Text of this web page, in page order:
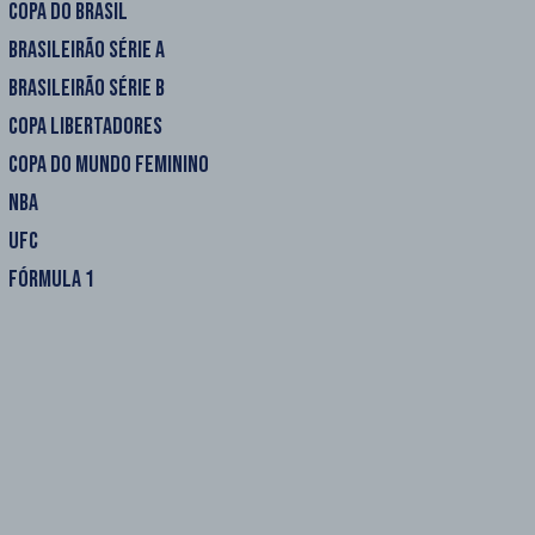
COPA DO BRASIL
BRASILEIRÃO SÉRIE A
BRASILEIRÃO SÉRIE B
COPA LIBERTADORES
COPA DO MUNDO FEMININO
NBA
UFC
FÓRMULA 1